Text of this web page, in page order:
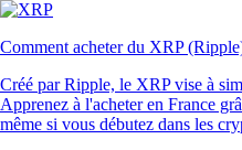
Comment acheter du XRP
Créé par Ripple, le XRP vise à
Apprenez à l'acheter en France
même si vous débutez dans les